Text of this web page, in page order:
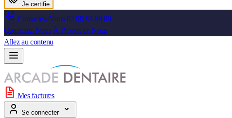
Je certifie
Contactez-Nous02 99 83 88 89
Contactez-Nous À Propos de Nous
Allez au contenu
Mes factures
Se connecter